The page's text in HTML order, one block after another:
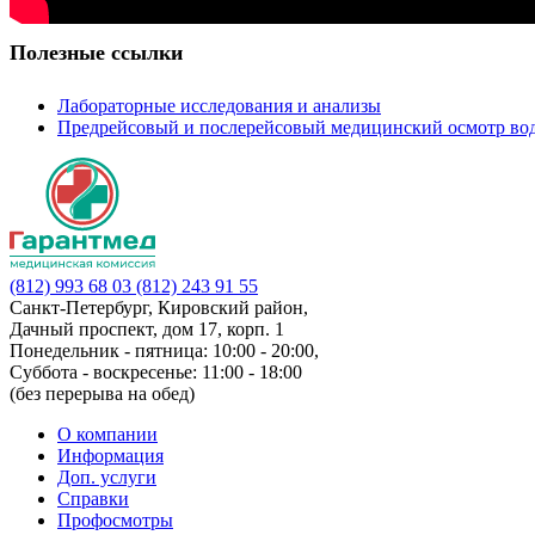
Полезные ссылки
Лабораторные исследования и анализы
Предрейсовый и послерейсовый медицинский осмотр
(812) 993 68 03 (812) 243 91 55
Санкт-Петербург, Кировский район,
Дачный проспект, дом 17, корп. 1
Понедельник - пятница: 10:00 - 20:00,
Суббота - воскресенье: 11:00 - 18:00
(без перерыва на обед)
О компании
Информация
Доп. услуги
Справки
Профосмотры